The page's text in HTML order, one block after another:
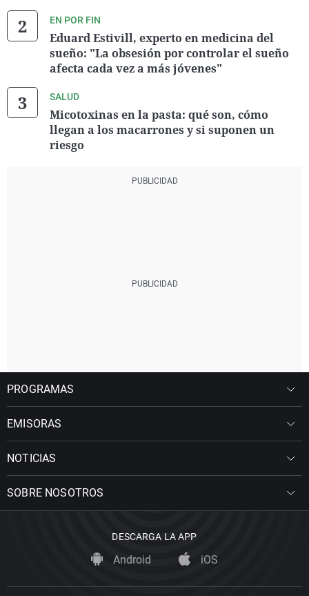
EN POR FIN
Eduard Estivill, experto en medicina del
sueño: "La obsesión por controlar el sueño
afecta cada vez a más jóvenes"
SALUD
Micotoxinas en la pasta: qué son, cómo
llegan a los macarrones y si suponen un
riesgo
PROGRAMAS
EMISORAS
NOTICIAS
SOBRE NOSOTROS
DESCARGA LA APP
Android iOS